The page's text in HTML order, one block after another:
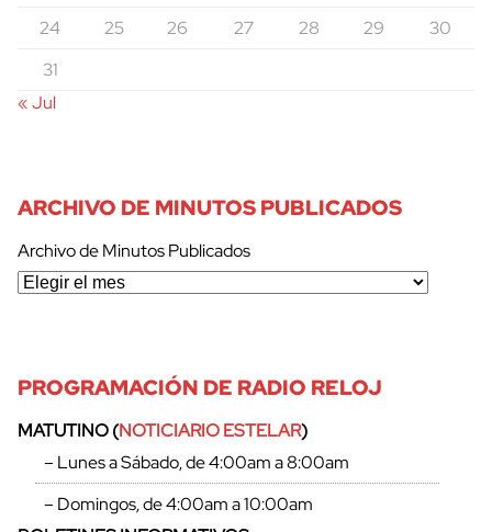
24
25 26 27 28 29
30
31
« Jul
ARCHIVO DE MINUTOS PUBLICADOS
Archivo de Minutos Publicados
PROGRAMACIÓN DE RADIO RELOJ
MATUTINO (NOTICIARIO ESTELAR)
– Lunes a Sábado, de 4:00am a 8:00am
– Domingos, de 4:00am a 10:00am